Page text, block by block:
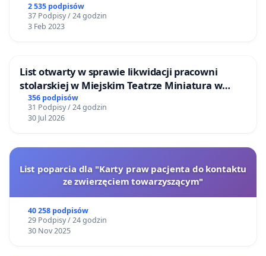
2 535 podpisów
37 Podpisy / 24 godzin
3 Feb 2023
List otwarty w sprawie likwidacji pracowni
stolarskiej w Miejskim Teatrze Miniatura w
Gdańsku
356 podpisów
31 Podpisy / 24 godzin
30 Jul 2026
List poparcia dla "Karty praw pacjenta do kontaktu
ze zwierzęciem towarzyszącym"
40 258 podpisów
29 Podpisy / 24 godzin
30 Nov 2025